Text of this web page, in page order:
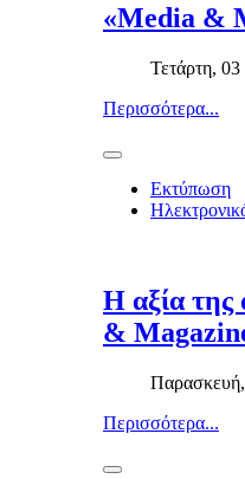
«Media &
Τετάρτη, 03
Περισσότερα...
Εκτύπωση
Η αξία της
&
Παρασκευή,
Περισσότερα...